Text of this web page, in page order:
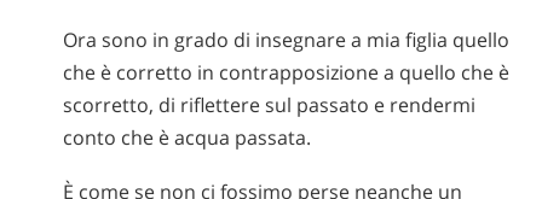
Ora sono in grado di insegnare a mia figlia quello
che è corretto in contrapposizione a quello che è
scorretto, di riflettere sul passato e rendermi
conto che è acqua passata.
È come se non ci fossimo perse neanche un